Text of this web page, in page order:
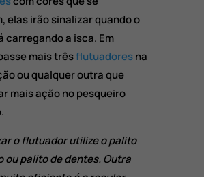
elas irão sinalizar quando o
carregando a isca. Em
mais trêsflutuadoresna
ou qualquer outra que
mais ação no pesqueiro
o flutuador utilize o palito
ou palito de dentes. Outra